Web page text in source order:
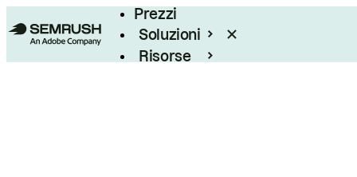
Prezzi
Soluzioni
Risorse